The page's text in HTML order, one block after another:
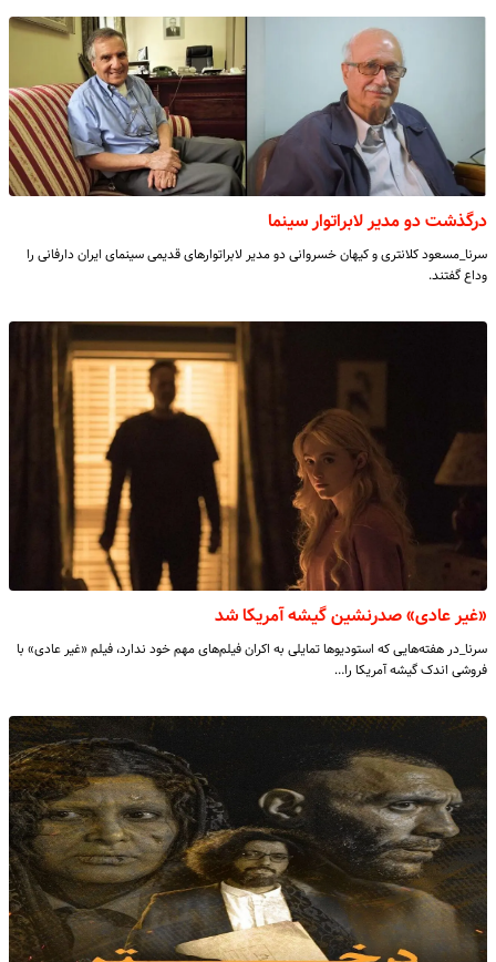
درگذشت دو مدیر لابراتوار سینما
سرنا_مسعود کلانتری و کیهان خسروانی دو مدیر لابراتوارهای قدیمی سینمای ایران دارفانی را
وداع گفتند.
«غیر عادی» صدرنشین گیشه آمریکا شد
سرنا_در هفته‌هایی که استودیو‌ها تمایلی به اکران فیلم‌های مهم خود ندارد، فیلم «غیر عادی» با
فروشی اندک گیشه آمریکا را…